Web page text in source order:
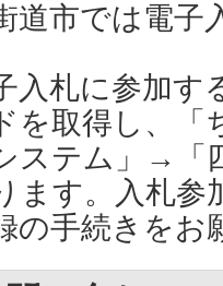
道市では電子
入札に参加す
を取得し、
ステム」→「
ます。入札参
の手続きをお